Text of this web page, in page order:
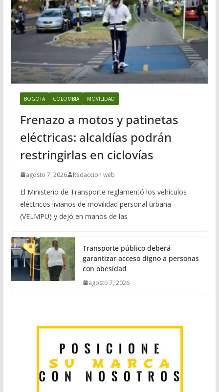
BOGOTA COLOMBIA MOVILIDAD
Frenazo a motos y patinetas
eléctricas: alcaldías podrán
restringirlas en ciclovías
agosto 7, 2026 Redaccion web
El Ministerio de Transporte reglamentó los vehículos
eléctricos livianos de movilidad personal urbana
(VELMPU) y dejó en manos de las
Transporte público deberá
garantizar acceso digno a personas
con obesidad
agosto 7, 2026